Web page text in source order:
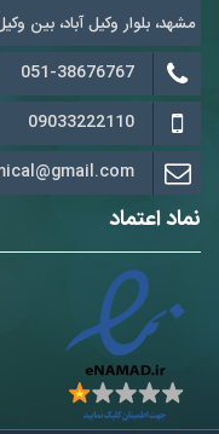
مشهد، بلوار وکیل آباد، بین وکیل
051-38676767
09033222110
نماد اعتماد